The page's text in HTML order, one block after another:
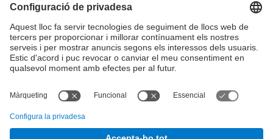
E-mail :junta.pasf@upc.edu
Formulari de contacte